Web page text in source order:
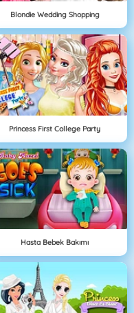
Blondie Wedding Shopping
Princess First College Party
Hasta Bebek Bakımı